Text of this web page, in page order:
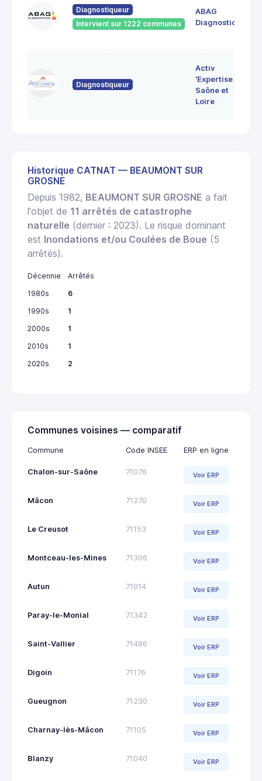
Diagnostiqueur
Intervient sur 1222 communes
ABAG
Diagnostics
Diagnostiqueur
Activ
'Expertise
Saône et
Loire
Historique CATNAT — BEAUMONT SUR
GROSNE
Depuis 1982, BEAUMONT SUR GROSNE a fait
l'objet de 11 arrêtés de catastrophe
naturelle (dernier : 2023). Le risque dominant
est Inondations et/ou Coulées de Boue (5
arrêtés).
Décennie
Arrêtés
1980s
6
1990s
1
2000s
1
2010s
1
2020s
2
Communes voisines — comparatif
Commune Code INSEE ERP en ligne
Chalon-sur-Saône 71076 Voir ERP
Mâcon 71270 Voir ERP
Le Creusot 71153 Voir ERP
Montceau-les-Mines 71306 Voir ERP
Autun 71014 Voir ERP
Paray-le-Monial 71342 Voir ERP
Saint-Vallier 71486 Voir ERP
Digoin 71176 Voir ERP
Gueugnon 71230 Voir ERP
Charnay-lès-Mâcon 71105 Voir ERP
Blanzy 71040 Voir ERP